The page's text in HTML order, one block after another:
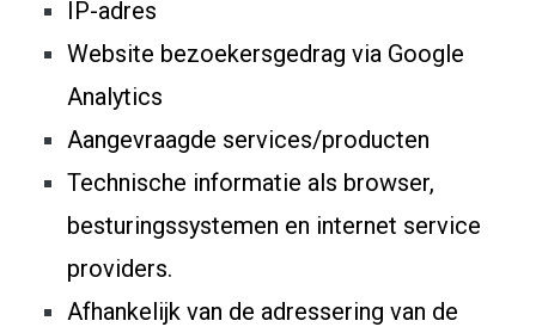
IP-adres
Website bezoekersgedrag via Google
Analytics
Aangevraagde services/producten
Technische informatie als browser,
besturingssystemen en internet service
providers.
Afhankelijk van de adressering van de